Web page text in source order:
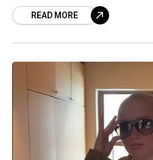
mediapersoonana,
READ MORE